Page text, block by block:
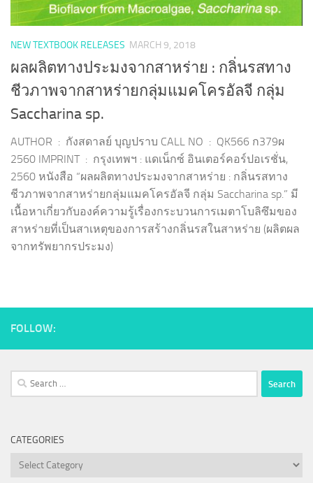
NEW TEXTBOOK RELEASES MARCH 9, 2018
ผลผลิตทางประมงจากสาหร่าย : กลิ่นรสทาง
ชีวภาพจากสาหร่ายกลุ่มแมคโครอัลจี กลุ่ม
Saccharina sp.
AUTHOR : กังสดาลย์ บุญปราบ CALL NO : QK566 ก379ผ
2560 IMPRINT : กรุงเทพฯ : แดเน็กซ์ อินเตอร์คอร์ปอเรชั่น,
2560 หนังสือ “ผลผลิตทางประมงจากสาหร่าย : กลิ่นรสทาง
ชีวภาพจากสาหร่ายกลุ่มแมคโครอัลจี กลุ่ม Saccharina sp.” มี
เนื้อหาเกี่ยวกับองค์ความรู้เรื่องกระบวนการเมตาโบลิซึมของ
สาหร่ายที่เป็นสาเหตุของการสร้างกลิ่นรสในสาหร่าย (ผลิตผล
จากทรัพยากรประมง)
FOLLOW:
Search
for:
CATEGORIES
Categories